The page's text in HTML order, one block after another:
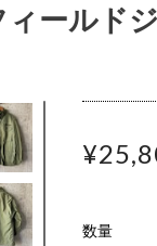
ィールド
数量